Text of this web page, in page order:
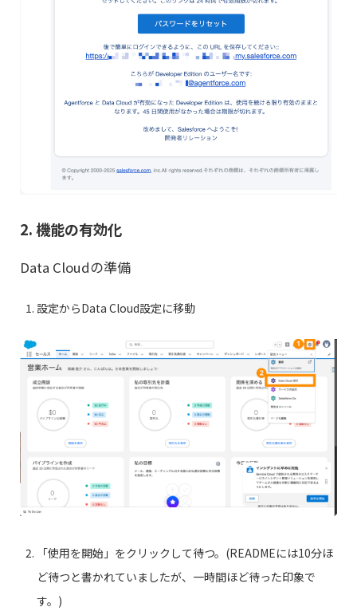
2. 機能の有効化
Data Cloudの準備
設定からData Cloud設定に移動
「使用を開始」をクリックして待つ。(READMEには10分ほ
ど待つと書かれていましたが、一時間ほど待った印象で
す。)